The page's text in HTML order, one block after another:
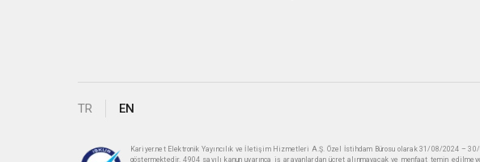
TR EN
Kariyer.net Elektronik Yayıncılık ve İletişim Hizmetleri A.Ş. Özel İstihdam Bürosu olarak 31/08/2024 –
göstermektedir. 4904 sayılı kanun uyarınca iş arayanlardan ücret alınmayacak ve menfaat temin